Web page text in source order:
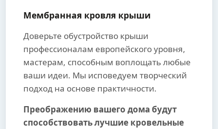
Мембранная кровля крыши
Доверьте обустройство крыши
профессионалам европейского уровня,
мастерам, способным воплощать любые
ваши идеи. Мы исповедуем творческий
подход на основе практичности.
Преображению вашего дома будут
способствовать лучшие кровельные